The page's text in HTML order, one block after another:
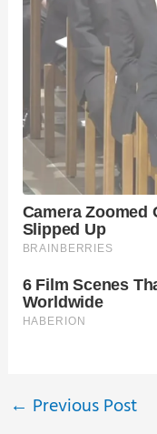
← Previous Post